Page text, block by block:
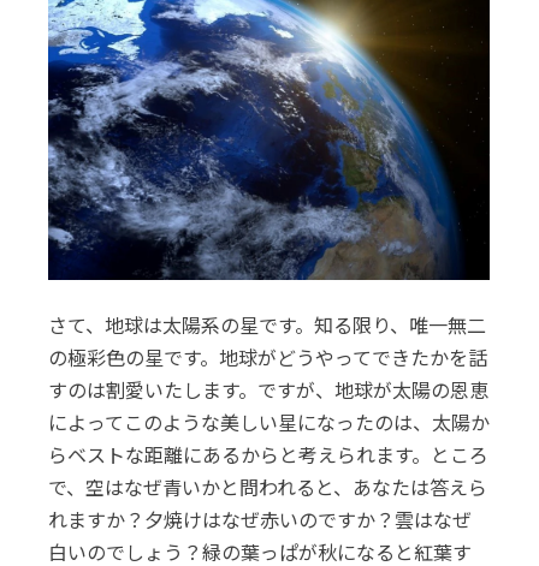
さて、地球は太陽系の星です。知る限り、唯一無二
の極彩色の星です。地球がどうやってできたかを話
すのは割愛いたします。ですが、地球が太陽の恩恵
によってこのような美しい星になったのは、太陽か
らベストな距離にあるからと考えられます。ところ
で、空はなぜ青いかと問われると、あなたは答えら
れますか？夕焼けはなぜ赤いのですか？雲はなぜ
白いのでしょう？緑の葉っぱが秋になると紅葉す